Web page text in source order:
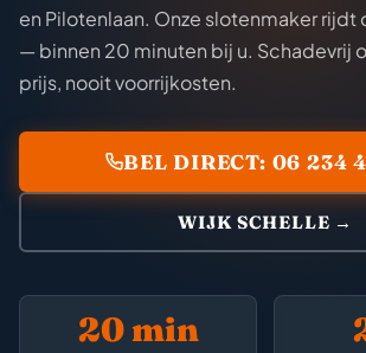
en Pilotenlaan. Onze slotenmaker rijdt
— binnen 20 minuten bij u. Schadevrij
prijs, nooit voorrijkosten.
BEL DIRECT: 06 234
WIJK SCHELLE →
20 min